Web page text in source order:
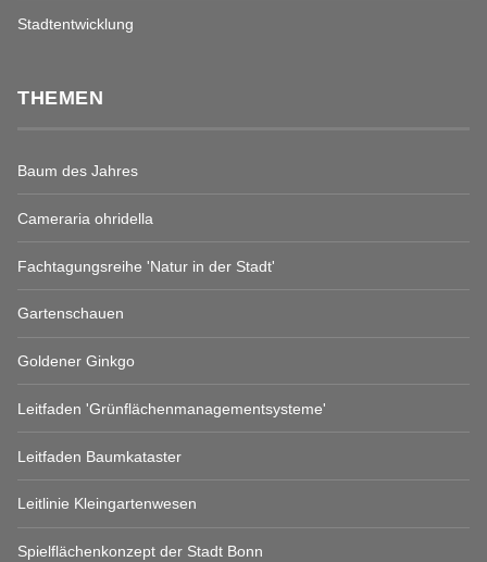
Stadtentwicklung
THEMEN
Baum des Jahres
Cameraria ohridella
Fachtagungsreihe 'Natur in der Stadt'
Gartenschauen
Goldener Ginkgo
Leitfaden 'Grünflächenmanagementsysteme'
Leitfaden Baumkataster
Leitlinie Kleingartenwesen
Spielflächenkonzept der Stadt Bonn